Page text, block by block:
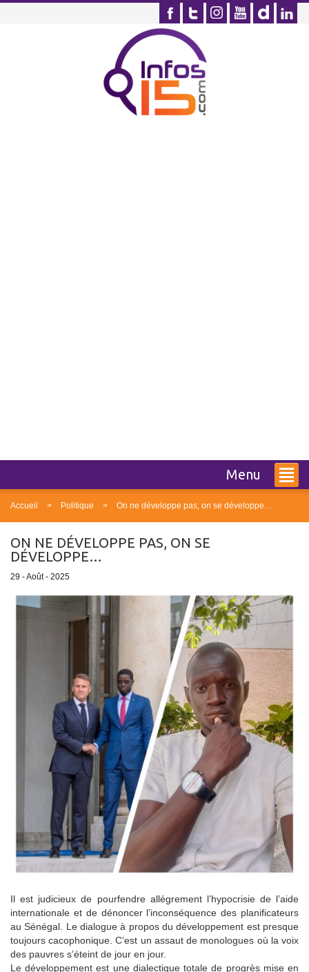
Menu
Accueil Politique On ne développe pas, on se développe…
ON NE DÉVELOPPE PAS, ON SE
DÉVELOPPE…
29 - Août - 2025
Il est judicieux de pourfendre allégrement l’hypocrisie de l’aide
internationale et de dénoncer l’inconséquence des planificateurs
au Sénégal. Le dialogue à propos du développement est presque
toujours cacophonique. C’est un assaut de monologues où la voix
des pauvres s’éteint de jour en jour.
Le développement est une dialectique totale de progrès mise en